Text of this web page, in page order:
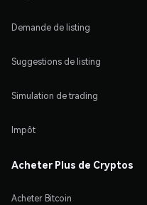
Demande de listing
Suggestions de listing
Simulation de trading
Impôt
Acheter Plus de Cryptos
Acheter Bitcoin